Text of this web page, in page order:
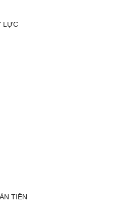
LỰC
TIỀN